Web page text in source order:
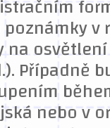
na
Případně
nebo v